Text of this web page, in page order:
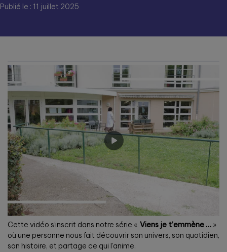
Publié le : 11 juillet 2025
Cette vidéo s’inscrit dans notre série « Viens je t’emmène … »
où une personne nous fait découvrir son univers, son quotidien,
son histoire, et partage ce qui l’anime.